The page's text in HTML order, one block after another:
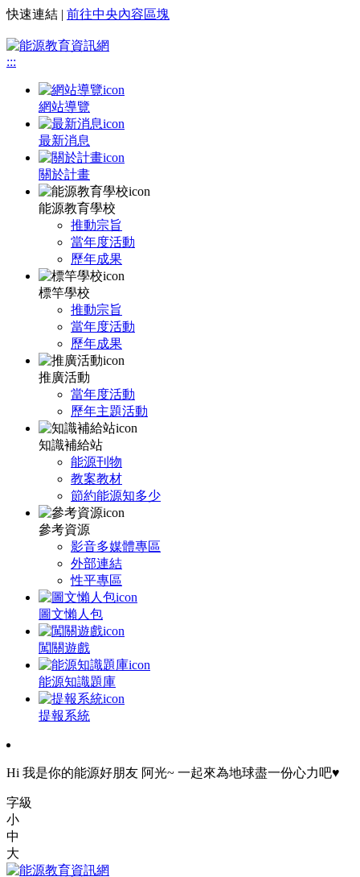
快速連結 | 前往中央內容區塊
:::
網站導覽
最新消息
關於計畫
能源教育學校
推動宗旨
當年度活動
歷年成果
標竿學校
推動宗旨
當年度活動
歷年成果
推廣活動
當年度活動
歷年主題活動
知識補給站
能源刊物
教案教材
節約能源知多少
參考資源
影音多媒體專區
外部連結
性平專區
圖文懶人包
闖關遊戲
能源知識題庫
提報系統
Hi 我是你的能源好朋友 阿光~ 一起來為地球盡一份心力吧♥
字級
小
中
大